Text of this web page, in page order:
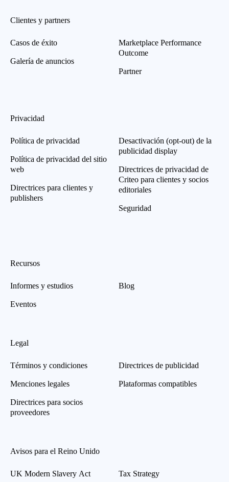
Clientes y partners
Casos de éxito
Galería de anuncios
Marketplace Performance
Outcome
Partner
Privacidad
Política de privacidad
Política de privacidad del sitio
web
Directrices para clientes y
publishers
Desactivación (opt-out) de la
publicidad display
Directrices de privacidad de
Criteo para clientes y socios
editoriales
Seguridad
Recursos
Informes y estudios
Eventos
Blog
Legal
Términos y condiciones
Menciones legales
Directrices para socios
proveedores
Directrices de publicidad
Plataformas compatibles
Avisos para el Reino Unido
UK Modern Slavery Act Tax Strategy